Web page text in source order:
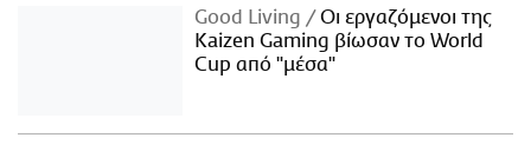
Good Living
Οι εργαζόμενοι της
Kaizen Gaming βίωσαν το World
Cup από "μέσα"